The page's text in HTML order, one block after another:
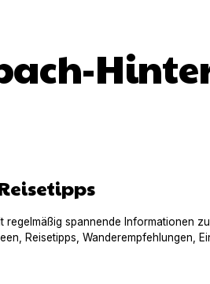
regelmäßig spannende Informationen
Reisetipps, Wanderempfehlungen,